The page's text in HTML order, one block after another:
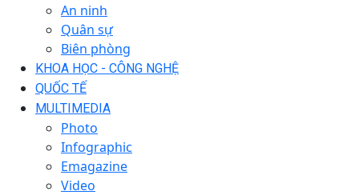
An ninh
Quân sự
Biên phòng
KHOA HỌC - CÔNG NGHỆ
QUỐC TẾ
MULTIMEDIA
Photo
Infographic
Emagazine
Video